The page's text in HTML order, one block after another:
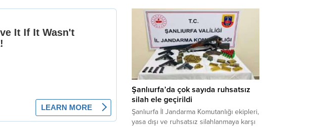
Necmettin Cevheri Kültür Merkezi’nde
gerçekleştirilen “Küresel Vicdan,
İnsaniyet ve Demokrasi” başlıklı panel,
hürriyet, adalet ve hukuk vurgularıyla
yoğun katılıma sahne oldu. Haber
Merkezi – Bediüzzaman Eğitim Kültür ve
Sanat...
Şanlıurfa’da çok sayıda ruhsatsız
silah ele geçirildi
Şanlıurfa İl Jandarma Komutanlığı ekipleri,
yasa dışı ve ruhsatsız silahlanmaya karşı